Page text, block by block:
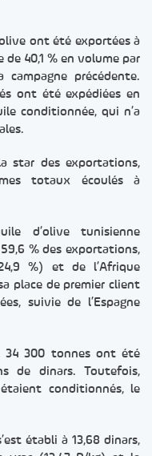
ont été exportées à
40,1 % en volume par
précédente.
ont été expédiées en
conditionnée, qui n’a
star des exportations,
totaux écoulés à
d’olive tunisienne
% des exportations,
%) et de l’Afrique
place de premier client
suivie de l’Espagne
34 300 tonnes ont été
de dinars. Toutefois,
conditionnés, le
établi à 13,68 dinars,